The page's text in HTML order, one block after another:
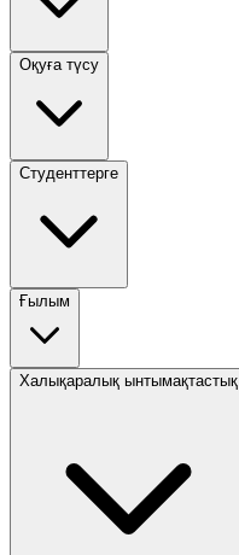
Оқуға түсу
Студенттерге
Ғылым
Халықаралық ынтымақтастық